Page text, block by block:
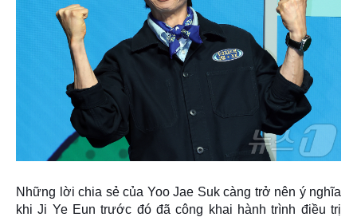
Những lời chia sẻ của Yoo Jae Suk càng trở nên ý nghĩa
khi Ji Ye Eun trước đó đã công khai hành trình điều trị